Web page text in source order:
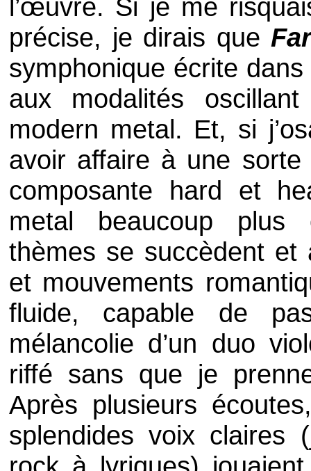
l’œuvre. Si je me
précise, je dirais que
symphonique écrite
aux modalités
modern metal. Et, si
avoir affaire à une sorte
composante hard et
metal beaucoup plus
thèmes se succèdent et
et mouvements
fluide, capable de
mélancolie d’un duo
riffé sans que je
Après plusieurs
splendides voix claires